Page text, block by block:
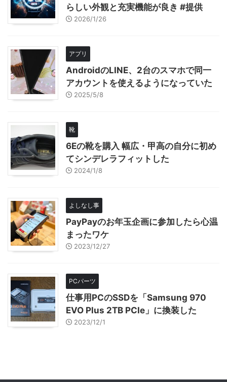
らしい外観と充実機能が良き #提供
2026/1/26
アプリ
AndroidのLINE、2台のスマホで同一
アカウントを使えるようになっていた
2025/5/8
靴
6Eの靴を購入 幅広・甲高の自分に初め
てシンデレラフィットした
2024/1/8
よしなし事
PayPayのお年玉企画に参加したら心温
まったワケ
2023/12/27
PCパーツ
仕事用PCのSSDを「Samsung 970
EVO Plus 2TB PCIe」に換装した
2023/12/1